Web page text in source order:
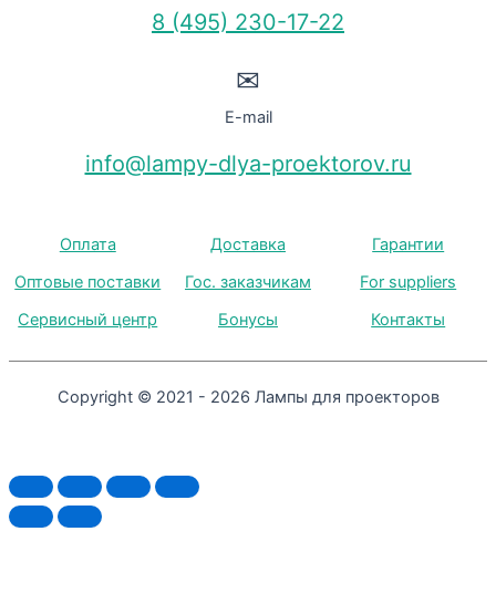
8 (495) 230-17-22
✉
E-mail
info@lampy-dlya-proektorov.ru
Оплата Доставка
Гарантии
Оптовые поставки
Гос. заказчикам
For suppliers
Сервисный центр
Бонусы Контакты
Copyright © 2021 - 2026 Лампы для проекторов